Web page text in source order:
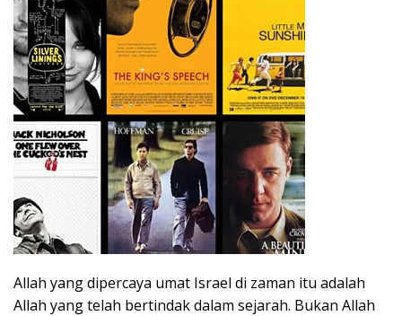
Allah yang dipercaya umat Israel di zaman itu adalah
Allah yang telah bertindak dalam sejarah. Bukan Allah